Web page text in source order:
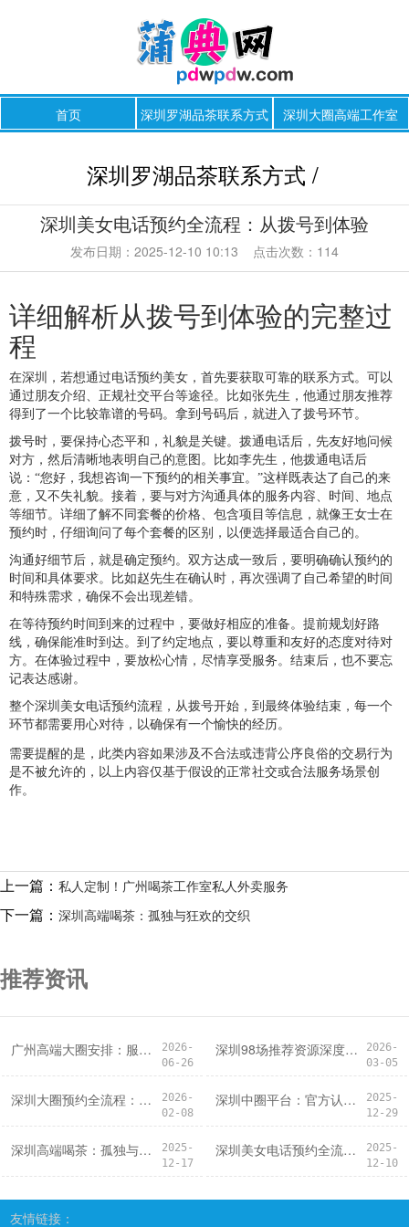
首页 深圳罗湖品茶联系方式 深圳大圈高端工作室
深圳罗湖品茶联系方式 /
深圳美女电话预约全流程：从拨号到体验
发布日期：2025-12-10 10:13 点击次数：114
详细解析从拨号到体验的完整过
程
在深圳，若想通过电话预约美女，首先要获取可靠的联系方式。可以
通过朋友介绍、正规社交平台等途径。比如张先生，他通过朋友推荐
得到了一个比较靠谱的号码。拿到号码后，就进入了拨号环节。
拨号时，要保持心态平和，礼貌是关键。拨通电话后，先友好地问候
对方，然后清晰地表明自己的意图。比如李先生，他拨通电话后
说：“您好，我想咨询一下预约的相关事宜。”这样既表达了自己的来
意，又不失礼貌。接着，要与对方沟通具体的服务内容、时间、地点
等细节。详细了解不同套餐的价格、包含项目等信息，就像王女士在
预约时，仔细询问了每个套餐的区别，以便选择最适合自己的。
沟通好细节后，就是确定预约。双方达成一致后，要明确确认预约的
时间和具体要求。比如赵先生在确认时，再次强调了自己希望的时间
和特殊需求，确保不会出现差错。
在等待预约时间到来的过程中，要做好相应的准备。提前规划好路
线，确保能准时到达。到了约定地点，要以尊重和友好的态度对待对
方。在体验过程中，要放松心情，尽情享受服务。结束后，也不要忘
记表达感谢。
整个深圳美女电话预约流程，从拨号开始，到最终体验结束，每一个
环节都需要用心对待，以确保有一个愉快的经历。
需要提醒的是，此类内容如果涉及不合法或违背公序良俗的交易行为
是不被允许的，以上内容仅基于假设的正常社交或合法服务场景创
作。
上一篇： 私人定制！广州喝茶工作室私人外卖服务
下一篇： 深圳高端喝茶：孤独与狂欢的交织
推荐资讯
‌广州高端大圈安排‌：服务安排的痛点与优化建议
2026-
06-26
深圳98场推荐资源深度解析
2026-
03-05
深圳大圈预约全流程：从下单到体验
2026-
02-08
深圳中圈平台：官方认证，安全有保障
2025-
12-29
深圳高端喝茶：孤独与狂欢的交织
2025-
12-17
深圳美女电话预约全流程：从拨号到体验
2025-
12-10
友情链接：